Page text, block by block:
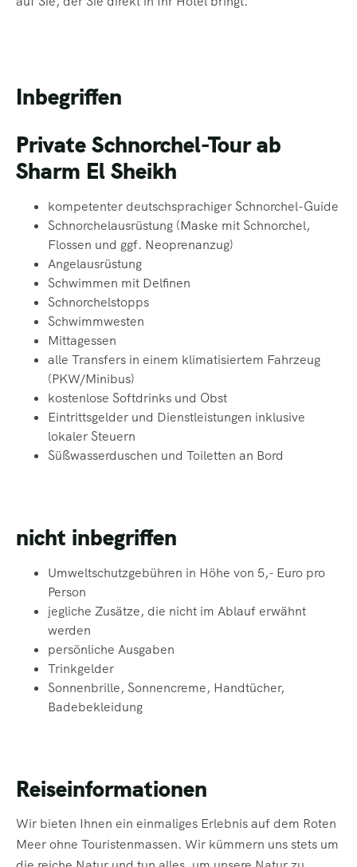
Inbegriffen
Private Schnorchel-Tour ab
Sharm El Sheikh
kompetenter deutschsprachiger Schnorchel-Guide
Schnorchelausrüstung (Maske mit Schnorchel,
Flossen und ggf. Neoprenanzug)
Angelausrüstung
Schwimmen mit Delfinen
Schnorchelstopps
Schwimmwesten
Mittagessen
alle Transfers in einem klimatisiertem Fahrzeug
(PKW/Minibus)
kostenlose Softdrinks und Obst
Eintrittsgelder und Dienstleistungen inklusive
lokaler Steuern
Süßwasserduschen und Toiletten an Bord
nicht inbegriffen
Umweltschutzgebühren in Höhe von 5,- Euro pro
Person
jegliche Zusätze, die nicht im Ablauf erwähnt
werden
persönliche Ausgaben
Trinkgelder
Sonnenbrille, Sonnencreme, Handtücher,
Badebekleidung
Reiseinformationen
Wir bieten Ihnen ein einmaliges Erlebnis auf dem Roten
Meer ohne Touristenmassen. Wir kümmern uns stets um